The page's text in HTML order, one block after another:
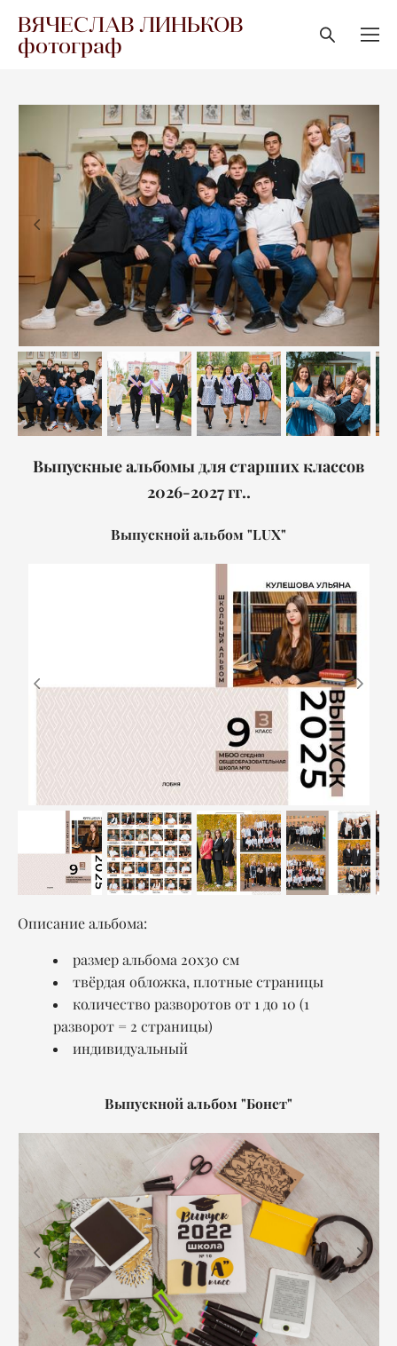
ВЯЧЕСЛАВ ЛИНЬКОВ
фотограф
Выпускные альбомы для старших классов
2026-2027 гг..
Выпускной альбом "LUX"
Описание альбома:
размер альбома 20x30 см
твёрдая обложка, плотные страницы
количество разворотов от 1 до 10 (1
разворот = 2 страницы)
индивидуальный
Выпускной альбом "Бонет"